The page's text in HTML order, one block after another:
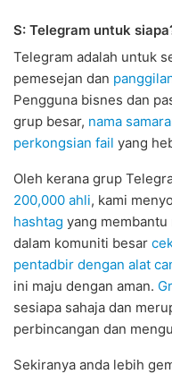
S: Telegram untuk
Telegram adalah untuk
pemesejan dan
Pengguna bisnes dan
grup besar, nama
perkongsian fail yang
Oleh kerana grup
200,000 ahli, kami
hashtag yang
dalam komuniti besar
pentadbir dengan alat
ini maju dengan aman.
sesiapa sahaja dan
perbincangan dan
Sekiranya anda lebih